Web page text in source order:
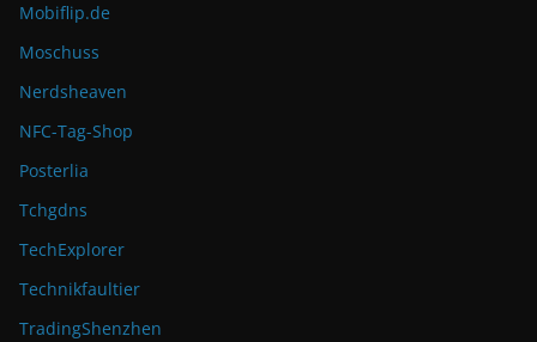
Mobiflip.de
Moschuss
Nerdsheaven
NFC-Tag-Shop
Posterlia
Tchgdns
TechExplorer
Technikfaultier
TradingShenzhen